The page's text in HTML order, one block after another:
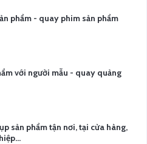
phẩm - quay phim sản phẩm
với người mẫu - quay quảng
sản phẩm tận nơi, tại cửa hàng,